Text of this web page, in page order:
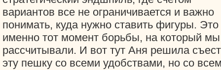
вариантов все не ограничивается и важно
понимать, куда нужно ставить фигуры. Это
именно тот момент борьбы, на который мы
рассчитывали. И вот тут Аня решила
эту пешку со всеми удобствами, но со